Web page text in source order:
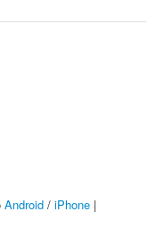
Android / iPhone |